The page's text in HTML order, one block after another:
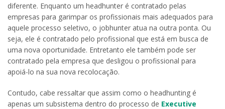
diferente. Enquanto um headhunter é contratado pelas
empresas para garimpar os profissionais mais adequados para
aquele processo seletivo, o jobhunter atua na outra ponta. Ou
seja, ele é contratado pelo profissional que está em busca de
uma nova oportunidade. Entretanto ele também pode ser
contratado pela empresa que desligou o profissional para
apoiá-lo na sua nova recolocação.
Contudo, cabe ressaltar que assim como o headhunting é
apenas um subsistema dentro do processo de Executive